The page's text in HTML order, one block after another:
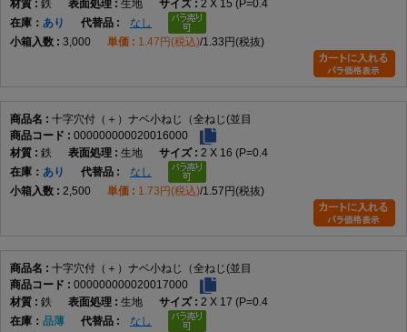
表面処理
締結相手や施工条件に合わせて選定する
向いている用途
各種設備
保守・交換作業
一般的な締結用途
鉄 生地
2 X 15 (P=0.4
在庫
あり
なし
3,000
1.47円(税込) 1.33円(税抜)
十字穴付（＋）ナベ小ねじ（全ねじ(並目
000000000020016000
鉄
生地
2 X 16 (P=0.4
在庫
あり
なし
2,500
1.73円(税込) 1.57円(税抜)
十字穴付（＋）ナベ小ねじ（全ねじ(並目
000000000020017000
鉄
生地
2 X 17 (P=0.4
在庫
品薄
なし